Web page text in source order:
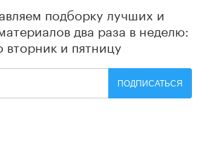
подборку лучших и
два раза в неделю:
вторник и пятницу
ПОДПИСАТЬСЯ